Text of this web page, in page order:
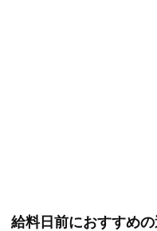
給料日前におすすめ